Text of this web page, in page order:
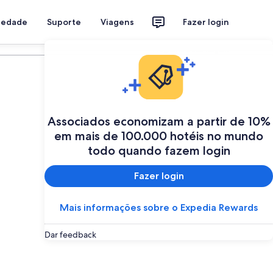
Suporte Viagens Fazer login
Associados economizam a partir de 10%
em mais de 100.000 hotéis no mundo
todo quando fazem login
Fazer login
Mais informações sobre o Expedia Rewards
Dar feedback